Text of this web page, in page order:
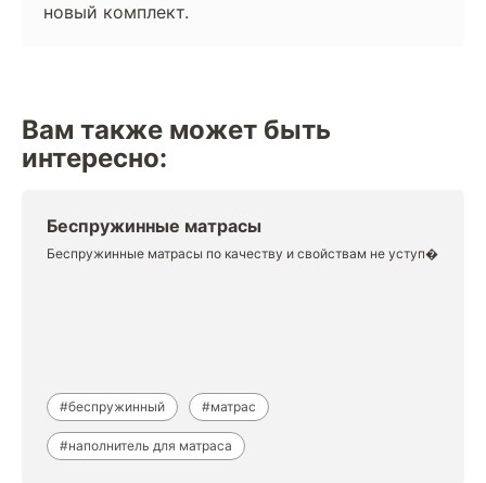
новый комплект.
Вам также может быть
интересно:
Беспружинные матрасы
Беспружинные матрасы по качеству и свойствам не уступ�
#беспружинный #матрас
#наполнитель для матраса